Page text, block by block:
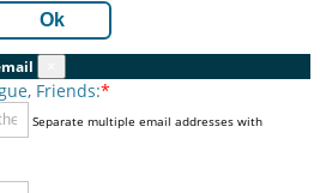
Ok
Friends:*
Separate multiple email addresses with